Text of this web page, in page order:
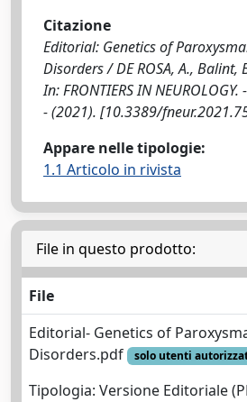
Citazione
Editorial: Genetics of
Disorders / DE ROSA, A., Balint,
In: FRONTIERS IN
- (2021). [10.3389/
Appare nelle tipologie:
1.1 Articolo in rivista
File in questo prodotto:
File
Editorial- Genetics of
Disorders.pdf
solo utenti
Tipologia: Versione Editoriale